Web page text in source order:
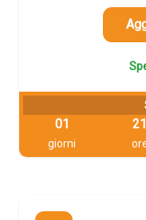
01
giorni
21